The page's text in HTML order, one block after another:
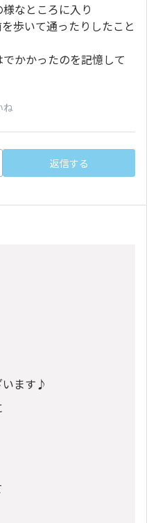
なところに入り
歩いて通ったりしたこと
かかったのを記憶して
ね
返信する
います♪